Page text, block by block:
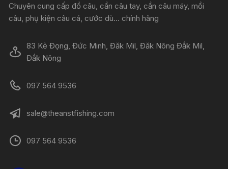
Chuyên cung cấp đồ câu, cần câu tay, cần câu máy, mồi
câu, phụ kiện câu cá, cước dù... chính hãng
83 Kẻ Đọng, Đức Minh, Đăk Mil, Đăk Nông Đắk Mil,
Đắk Nông
097 564 9536
sale@theanstfishing.com
097 564 9536